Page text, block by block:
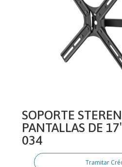
SOPORTE
PANTALLAS DE
034
Tramitar